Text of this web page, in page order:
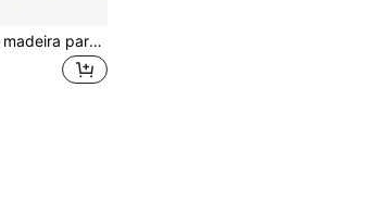
100 palitos de madeira para mexer café, 100 palitos descartáveis para mexer café, palitos de madeira de 15 cm para bebidas, ideais para café e coquetéis, palitos de madeira com ponta lisa, utensílios para bar de café, itens essenciais para estudantes, material escolar.